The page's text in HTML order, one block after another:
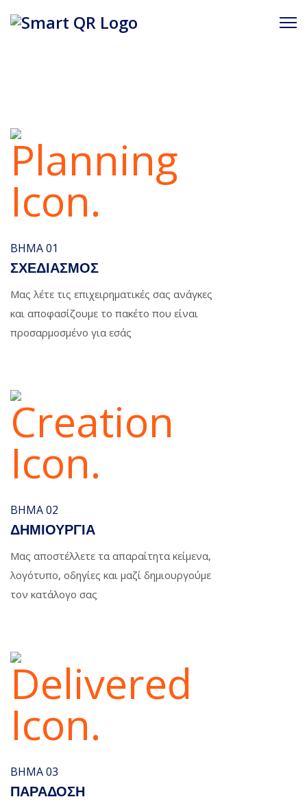
τις υπηρεσίες και τα προϊόντα σας.
ΕΊΣΟΔΟΣ QR
ΒΉΜΑ 01
ΣΧΕΔΙΑΣΜΟΣ
Μας λέτε τις επιχειρηματικές σας ανάγκες
και αποφασίζουμε το πακέτο που είναι
προσαρμοσμένο για εσάς
ΒΉΜΑ 02
ΔΗΜΙΟΥΡΓΙΑ
Μας αποστέλλετε τα απαραίτητα κείμενα,
λογότυπο, οδηγίες και μαζί δημιουργούμε
τον κατάλογο σας
ΒΉΜΑ 03
ΠΑΡΑΔΟΣΗ